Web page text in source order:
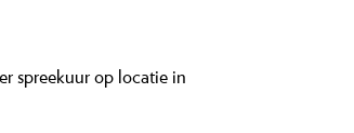
spreekuur op locatie in